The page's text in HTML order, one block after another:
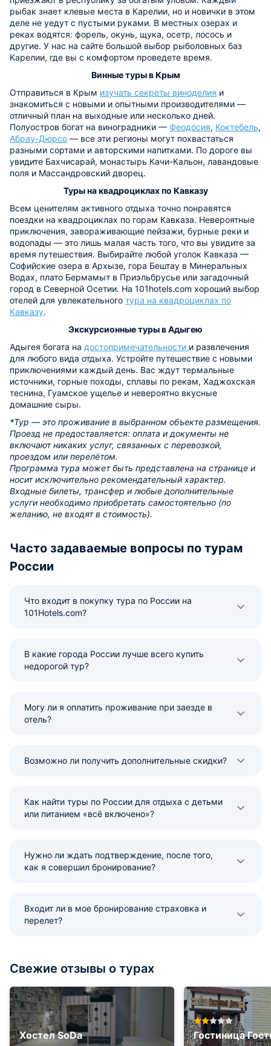
рыбак знает клевые места в Карелии, но и новички в этом
деле не уедут с пустыми руками. В местных озерах и
реках водятся: форель, окунь, щука, осетр, лосось и
другие. У нас на сайте большой выбор рыболовных баз
Карелии, где вы с комфортом проведете время.
Винные туры в Крым
Отправиться в Крым изучать секреты виноделия и
знакомиться с новыми и опытными производителями —
отличный план на выходные или несколько дней.
Полуостров богат на виноградники — Феодосия, Коктебель,
Абрау-Дюрсо — все эти регионы могут похвастаться
разными сортами и авторскими напитками. По дороге вы
увидите Бахчисарай, монастырь Качи-Кальон, лавандовые
поля и Массандровский дворец.
Туры на квадроциклах по Кавказу
Всем ценителям активного отдыха точно понравятся
поездки на квадроциклах по горам Кавказа. Невероятные
приключения, завораживающие пейзажи, бурные реки и
водопады — это лишь малая часть того, что вы увидите за
время путешествия. Выбирайте любой уголок Кавказа —
Софийские озера в Архызе, гора Бештау в Минеральных
Водах, плато Бермамыт в Приэльбрусье или загадочный
город в Северной Осетии. На 101hotels.com хороший выбор
отелей для увлекательного тура на квадроциклах по
Кавказу.
Экскурсионные туры в Адыгею
Адыгея богата на достопримечательности и развлечения
для любого вида отдыха. Устройте путешествие с новыми
приключениями каждый день. Вас ждут термальные
источники, горные походы, сплавы по рекам, Хаджохская
теснина, Гуамское ущелье и невероятно вкусные
домашние сыры.
*Тур — это проживание в выбранном объекте размещения.
Проезд не предоставляется: оплата и документы не
включают никаких услуг, связанных с перевозкой,
проездом или перелётом.
Программа тура может быть представлена на странице и
носит исключительно рекомендательный характер.
Входные билеты, трансфер и любые дополнительные
услуги необходимо приобретать самостоятельно (по
желанию, не входят в стоимость).
Часто задаваемые вопросы по турам
России
Что входит в покупку тура по России на
101Hotels.com?
В какие города России лучше всего купить
недорогой тур?
Могу ли я оплатить проживание при заезде в
отель?
Возможно ли получить дополнительные скидки?
Как найти туры по России для отдыха с детьми
или питанием «всё включено»?
Нужно ли ждать подтверждение, после того,
как я совершил бронирование?
Входит ли в мое бронирование страховка и
перелет?
Свежие отзывы о турах
Хостел SoDa Гостиница